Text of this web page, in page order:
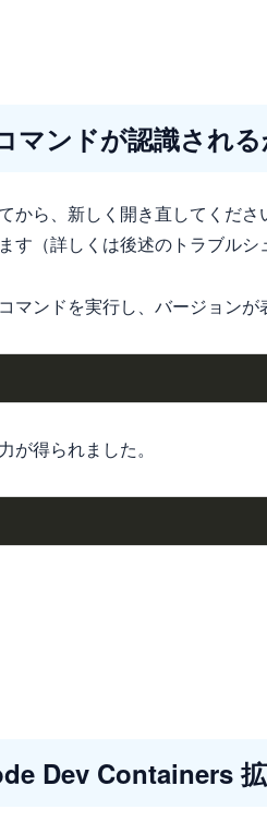
マンドが認識され
から、新しく開き直してくだ
す（詳しくは後述のトラブル
マンドを実行し、バージョン
が得られました。
Dev Containers